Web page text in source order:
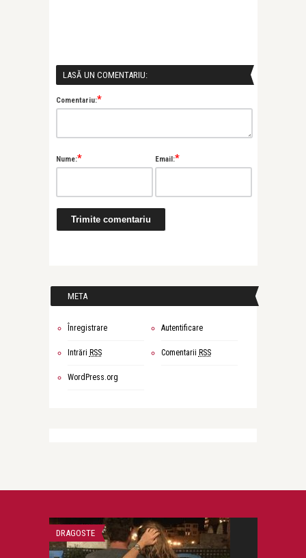
LASĂ UN COMENTARIU:
Comentariu:*
Nume:* Email:*
META
Înregistrare Autentificare
Intrări RSS Comentarii RSS
WordPress.org
DRAGOSTE